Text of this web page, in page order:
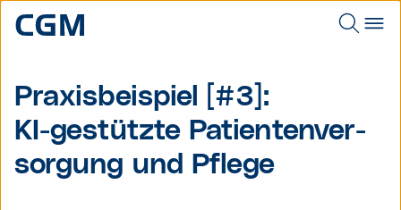
Praxis­beispiel [#3]:
KI-gestützte Patienten­ver­
sorgung und Pflege